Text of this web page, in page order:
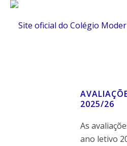
2025/26
As
ano letivo